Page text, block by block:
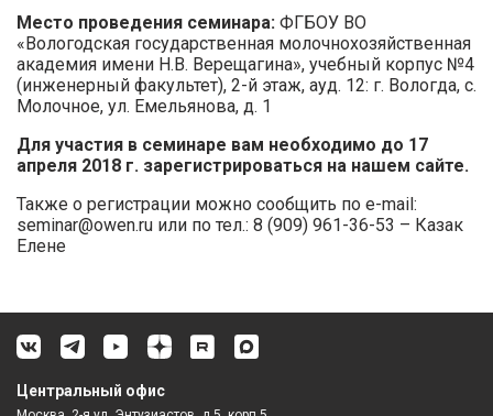
Место проведения семинара: ФГБОУ ВО
«Вологодская государственная молочнохозяйственная
академия имени Н.В. Верещагина», учебный корпус №4
(инженерный факультет), 2-й этаж, ауд. 12: г. Вологда, с.
Молочное, ул. Емельянова, д. 1
Для участия в семинаре вам необходимо до 17
апреля 2018 г. зарегистрироваться на нашем сайте.
Также о регистрации можно сообщить по e-mail:
seminar@owen.ru или по тел.: 8 (909) 961-36-53 – Казак
Елене
Центральный офис